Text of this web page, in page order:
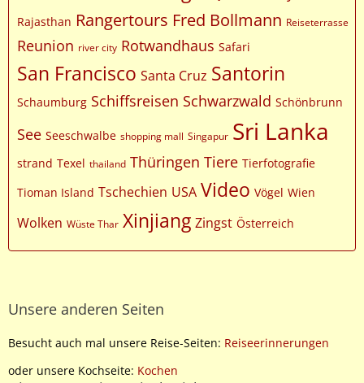
Rajasthan Rangertours Fred Bollmann Reiseterrasse
Reunion river city Rotwandhaus Safari
San Francisco Santa Cruz Santorin
Schaumburg Schiffsreisen Schwarzwald Schönbrunn
See Seeschwalbe shopping mall Singapur Sri Lanka
strand Texel thailand Thüringen Tiere Tierfotografie
Tioman Island Tschechien USA Video Vögel Wien
Wolken Wüste Thar Xinjiang Zingst Österreich
Unsere anderen Seiten
Besucht auch mal unsere Reise-Seiten: Reiseerinnerungen
oder unsere Kochseite: Kochen